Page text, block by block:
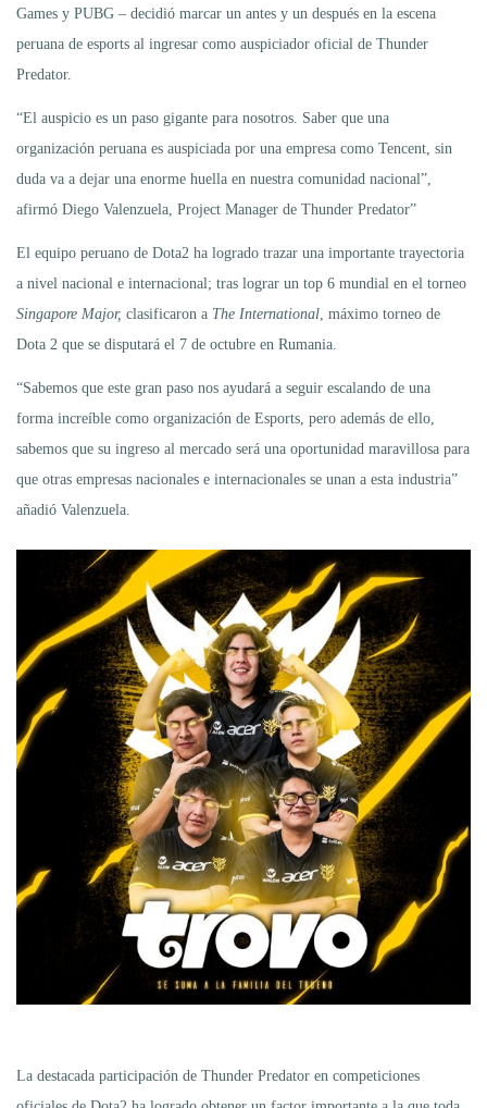
Games y PUBG – decidió marcar un antes y un después en la escena
peruana de esports al ingresar como auspiciador oficial de Thunder
Predator.
“El auspicio es un paso gigante para nosotros. Saber que una
organización peruana es auspiciada por una empresa como Tencent, sin
duda va a dejar una enorme huella en nuestra comunidad nacional”,
afirmó Diego Valenzuela, Project Manager de Thunder Predator”
El equipo peruano de Dota2 ha logrado trazar una importante trayectoria
a nivel nacional e internacional; tras lograr un top 6 mundial en el torneo
Singapore Major, clasificaron a The International , máximo torneo de
Dota 2 que se disputará el 7 de octubre en Rumania.
“Sabemos que este gran paso nos ayudará a seguir escalando de una
forma increíble como organización de Esports, pero además de ello,
sabemos que su ingreso al mercado será una oportunidad maravillosa para
que otras empresas nacionales e internacionales se unan a esta industria”
añadió Valenzuela.
La destacada participación de Thunder Predator en competiciones